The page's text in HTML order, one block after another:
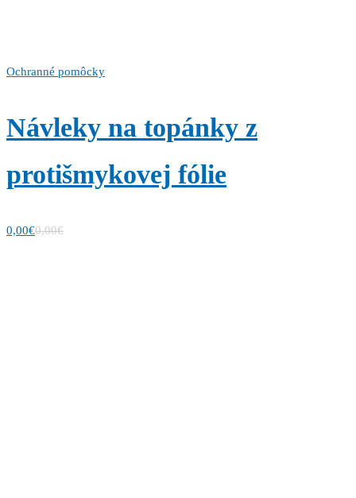
Ochranné pomôcky
Návleky na topánky z
protišmykovej fólie
0,00€0,00€